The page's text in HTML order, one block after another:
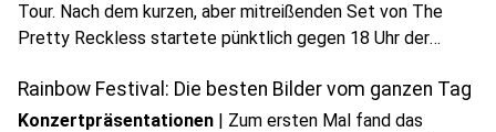
Tour. Nach dem kurzen, aber mitreißenden Set von The
Pretty Reckless startete pünktlich gegen 18 Uhr der
ganz Europa.
Rainbow Festival: Die besten Bilder vom ganzen Tag
Konzertpräsentationen | Zum ersten Mal fand das